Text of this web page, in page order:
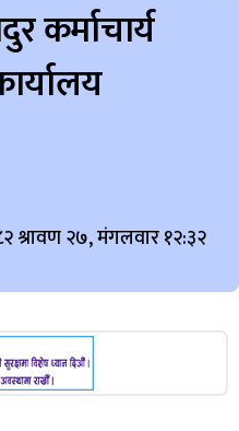
कर्माचार्य
श्रावण २७, मंगलवार १२:३२